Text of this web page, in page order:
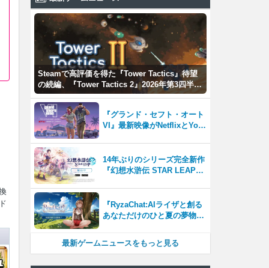
Steamで高評価を得た『Tower Tactics』待望
の続編、『Tower Tactics 2』2026年第3四半期
に早期アクセス開始
『グランド・セフト・オート
VI』最新映像がNetflixとYou
14年ぶりのシリーズ完全新作
『幻想水滸伝 STAR LEAP』
『RyzaChat:AIライザと創る
あなただけのひと夏の夢物
テムはこれまでにない新鮮な
最新ゲームニュースをもっと見る